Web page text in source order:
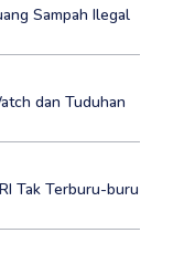
Sampah Ilegal
dan Tuduhan
Tak Terburu-buru